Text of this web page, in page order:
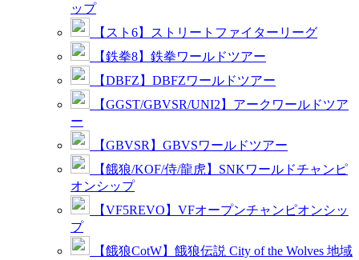
ップ
【スト6】ストリートファイターリーグ
【鉄拳8】鉄拳ワールドツアー
【DBFZ】DBFZワールドツアー
【GGST/GBVSR/UNI2】アークワールドツア
ー
【GBVSR】GBVSワールドツアー
【餓狼/KOF/侍/龍虎】SNKワールドチャンピ
オンシップ
【VF5REVO】VFオープンチャンピオンシッ
プ
【餓狼CotW】餓狼伝説 City of the Wolves 地域